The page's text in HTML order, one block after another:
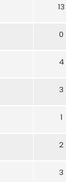
13
0
4
3
1
2
3